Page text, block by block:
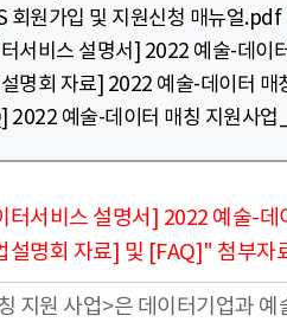
회원가입 및 지원신청 매뉴얼.pdf
터서비스 설명서] 2022 예술-데이
설명회 자료] 2022 예술-데이터
2022 예술-데이터 매칭 지원사
서비스 설명서] 2022 예술-
명회 자료] 및 [FAQ]" 첨부자
지원 사업>은 데이터기업과